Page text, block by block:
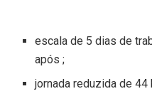
escala de 5 dias de
após ;
jornada reduzida de 44